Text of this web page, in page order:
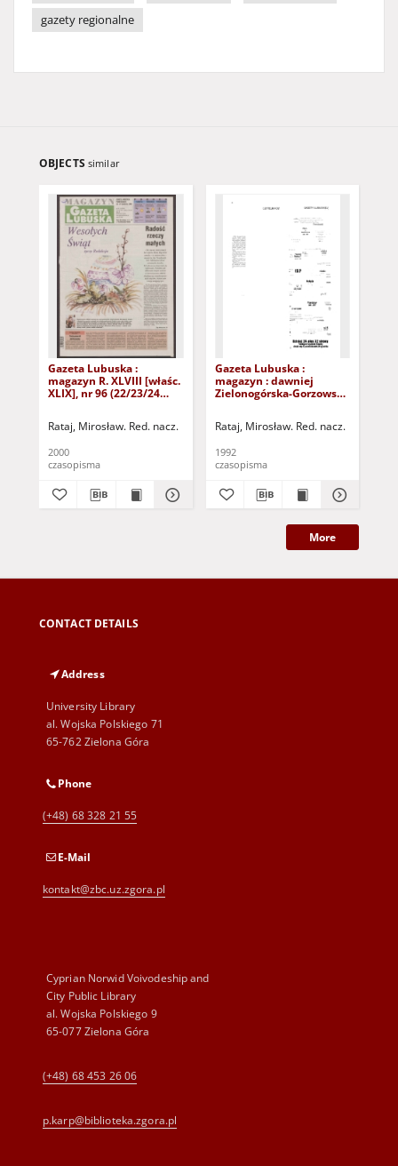
gazety regionalne
OBJECTS similar
Gazeta Lubuska :
magazyn R. XLVIII [właśc.
XLIX], nr 96 (22/23/24
Rataj, Mirosław. Red. nacz.
2000
czasopisma
Gazeta Lubuska :
magazyn : dawniej
Zielonogórska-Gorzowska
1992). - Wyd. 1
Rataj, Mirosław. Red. nacz.
1992
czasopisma
More
CONTACT DETAILS
Address
University Library
al. Wojska Polskiego 71
65-762 Zielona Góra
Phone
(+48) 68 328 21 55
E-Mail
kontakt@zbc.uz.zgora.pl
Cyprian Norwid Voivodeship and
City Public Library
al. Wojska Polskiego 9
65-077 Zielona Góra
(+48) 68 453 26 06
p.karp@biblioteka.zgora.pl